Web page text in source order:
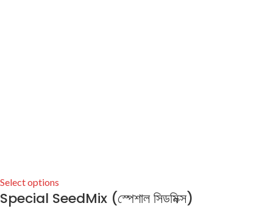
Select options
Special SeedMix (স্পেশাল সিডমিক্স)